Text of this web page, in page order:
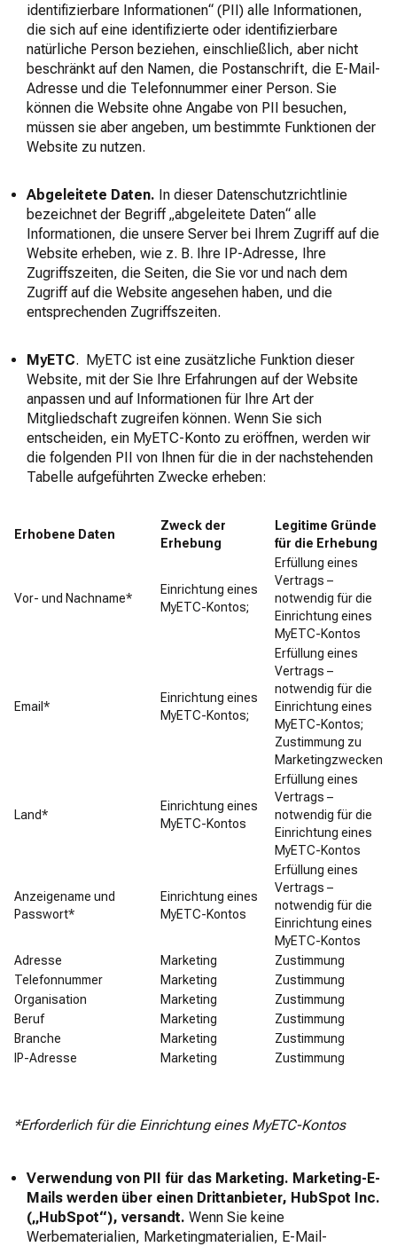
identifizierbare Informationen“ (PII) alle Informationen,
die sich auf eine identifizierte oder identifizierbare
natürliche Person beziehen, einschließlich, aber nicht
beschränkt auf den Namen, die Postanschrift, die E-Mail-
Adresse und die Telefonnummer einer Person. Sie
können die Website ohne Angabe von PII besuchen,
müssen sie aber angeben, um bestimmte Funktionen der
Website zu nutzen.
Abgeleitete Daten. In dieser Datenschutzrichtlinie
bezeichnet der Begriff „abgeleitete Daten“ alle
Informationen, die unsere Server bei Ihrem Zugriff auf die
Website erheben, wie z. B. Ihre IP-Adresse, Ihre
Zugriffszeiten, die Seiten, die Sie vor und nach dem
Zugriff auf die Website angesehen haben, und die
entsprechenden Zugriffszeiten.
MyETC. MyETC ist eine zusätzliche Funktion dieser
Website, mit der Sie Ihre Erfahrungen auf der Website
anpassen und auf Informationen für Ihre Art der
Mitgliedschaft zugreifen können. Wenn Sie sich
entscheiden, ein MyETC-Konto zu eröffnen, werden wir
die folgenden PII von Ihnen für die in der nachstehenden
Tabelle aufgeführten Zwecke erheben:
Erhobene Daten
Zweck der
Erhebung
Legitime Gründe
für die Erhebung
Vor- und Nachname*
Einrichtung eines
MyETC-Kontos;
Erfüllung eines
Vertrags –
notwendig für die
Einrichtung eines
MyETC-Kontos
Email*
Einrichtung eines
MyETC-Kontos;
Erfüllung eines
Vertrags –
notwendig für die
Einrichtung eines
MyETC-Kontos;
Zustimmung zu
Marketingzwecken
Land*
Einrichtung eines
MyETC-Kontos
Erfüllung eines
Vertrags –
notwendig für die
Einrichtung eines
MyETC-Kontos
Anzeigename und
Passwort*
Einrichtung eines
MyETC-Kontos
Erfüllung eines
Vertrags –
notwendig für die
Einrichtung eines
MyETC-Kontos
Adresse
Marketing
Zustimmung
Telefonnummer
Marketing
Zustimmung
Organisation
Marketing
Zustimmung
Beruf
Marketing
Zustimmung
Branche
Marketing
Zustimmung
IP-Adresse
Marketing Zustimmung
*Erforderlich für die Einrichtung eines MyETC-Kontos
Verwendung von PII für das Marketing. Marketing-E-
Mails werden über einen Drittanbieter, HubSpot Inc.
(„HubSpot“), versandt. Wenn Sie keine
Werbematerialien, Marketingmaterialien, E-Mail-